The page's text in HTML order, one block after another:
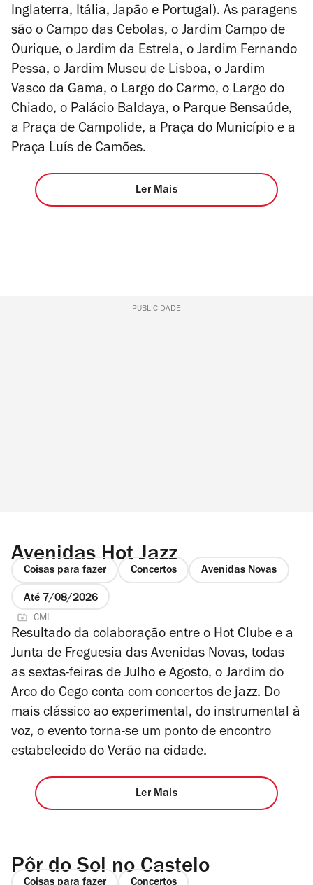
Inglaterra, Itália, Japão e Portugal). As paragens
são o Campo das Cebolas, o Jardim Campo de
Ourique, o Jardim da Estrela, o Jardim Fernando
Pessa, o Jardim Museu de Lisboa, o Jardim
Vasco da Gama, o Largo do Carmo, o Largo do
Chiado, o Palácio Baldaya, o Parque Bensaúde,
a Praça de Campolide, a Praça do Município e a
Praça Luís de Camões.
Ler Mais
PUBLICIDADE
Avenidas Hot Jazz
Coisas para fazer Concertos Avenidas Novas
Até 7/08/2026
CML
Resultado da colaboração entre o Hot Clube e a
Junta de Freguesia das Avenidas Novas, todas
as sextas-feiras de Julho e Agosto, o Jardim do
Arco do Cego conta com concertos de jazz. Do
mais clássico ao experimental, do instrumental à
voz, o evento torna-se um ponto de encontro
estabelecido do Verão na cidade.
Ler Mais
Pôr do Sol no Castelo